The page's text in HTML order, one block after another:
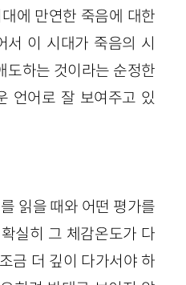
에 만연한 죽음에 대한
서 이 시대가 죽음의 시
도하는 것이라는 순정한
언어로 잘 보여주고 있
읽을 때와 어떤 평가를
실히 그 체감온도가 다
금 더 깊이 다가서야 하